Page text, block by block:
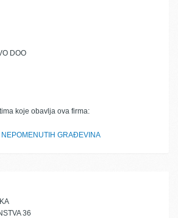
DOO
koje obavlja ova firma:
NEPOMENUTIH GRAĐEVINA
36